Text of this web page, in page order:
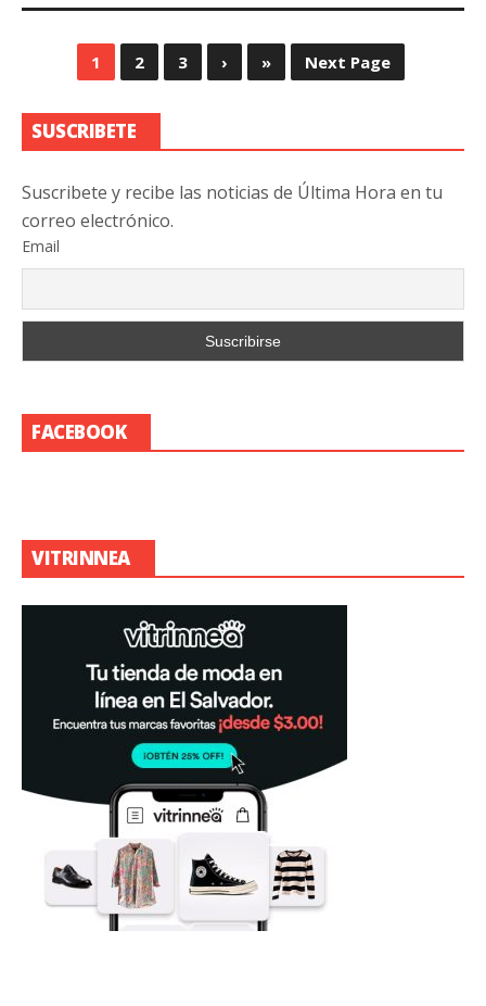
1 2 3 › » Next Page
SUSCRIBETE
Suscribete y recibe las noticias de Última Hora en tu
correo electrónico.
Email
FACEBOOK
VITRINNEA